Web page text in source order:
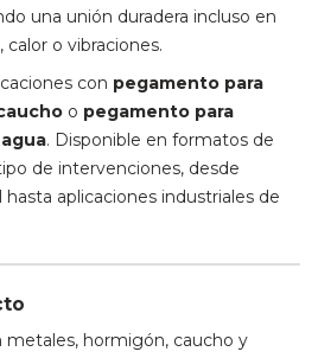
una unión duradera incluso en
o vibraciones.
con pegamento para
o pegamento para
. Disponible en formatos de
de intervenciones, desde
aplicaciones industriales de
metales, hormigón, caucho y